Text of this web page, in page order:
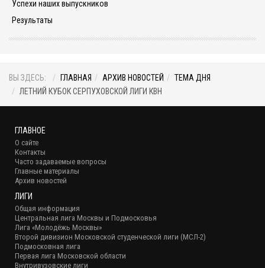
Успехи наших выпускников
Результаты
ВЫ ЗДЕСЬ: ГЛАВНАЯ АРХИВ НОВОСТЕЙ
ТЕМА ДНЯ
ЛЕТНИЙ КУБОК СЕРПУХОВСКОЙ ЛИГИ КВН
ГЛАВНОЕ
О сайте
Контакты
Часто задаваемые вопросы
Главные материалы
Архив новостей
ЛИГИ
Общая информация
Центральная лига Москвы и Подмосковья
Лига «Молодёжь Москвы»
Второй дивизион Московской студенческой лиги (МСЛ-2)
Подмосковная лига
Первая лига Московской области
Внутривузовские лиги